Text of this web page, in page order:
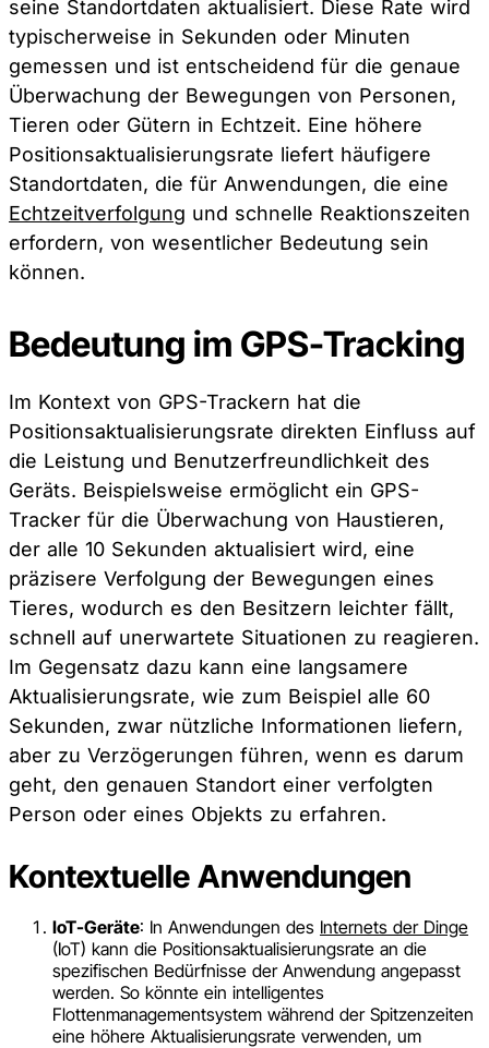
seine Standortdaten aktualisiert. Diese Rate wird
typischerweise in Sekunden oder Minuten
gemessen und ist entscheidend für die genaue
Überwachung der Bewegungen von Personen,
Tieren oder Gütern in Echtzeit. Eine höhere
Positionsaktualisierungsrate liefert häufigere
Standortdaten, die für Anwendungen, die eine
Echtzeitverfolgung und schnelle Reaktionszeiten
erfordern, von wesentlicher Bedeutung sein
können.
Bedeutung im GPS-Tracking
Im Kontext von GPS-Trackern hat die
Positionsaktualisierungsrate direkten Einfluss auf
die Leistung und Benutzerfreundlichkeit des
Geräts. Beispielsweise ermöglicht ein GPS-
Tracker für die Überwachung von Haustieren,
der alle 10 Sekunden aktualisiert wird, eine
präzisere Verfolgung der Bewegungen eines
Tieres, wodurch es den Besitzern leichter fällt,
schnell auf unerwartete Situationen zu reagieren.
Im Gegensatz dazu kann eine langsamere
Aktualisierungsrate, wie zum Beispiel alle 60
Sekunden, zwar nützliche Informationen liefern,
aber zu Verzögerungen führen, wenn es darum
geht, den genauen Standort einer verfolgten
Person oder eines Objekts zu erfahren.
Kontextuelle Anwendungen
IoT-Geräte: In Anwendungen des Internets der Dinge
(IoT) kann die Positionsaktualisierungsrate an die
spezifischen Bedürfnisse der Anwendung angepasst
werden. So könnte ein intelligentes
Flottenmanagementsystem während der Spitzenzeiten
eine höhere Aktualisierungsrate verwenden, um